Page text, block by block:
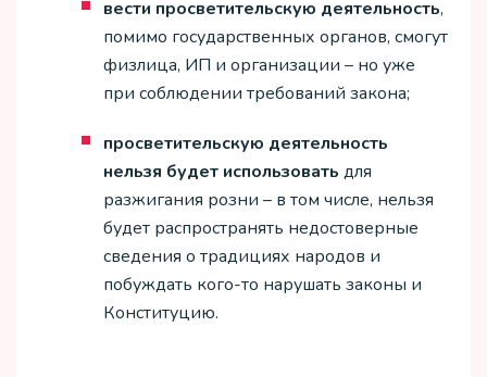
вести просветительскую деятельность,
помимо государственных органов, смогут
физлица, ИП и организации – но уже
при соблюдении требований закона;
просветительскую деятельность
нельзя будет использовать для
разжигания розни – в том числе, нельзя
будет распространять недостоверные
сведения о традициях народов и
побуждать кого-то нарушать законы и
Конституцию.